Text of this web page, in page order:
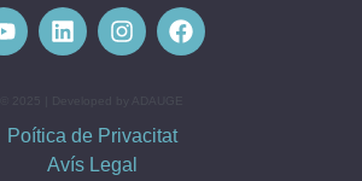
Poítica de Privacitat
Avís Legal